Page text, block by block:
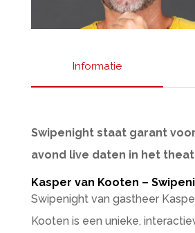
Informatie
Swipenight staat garant
avond live daten in het
Kasper van Kooten –
Swipenight van gastheer
Kooten is een unieke,